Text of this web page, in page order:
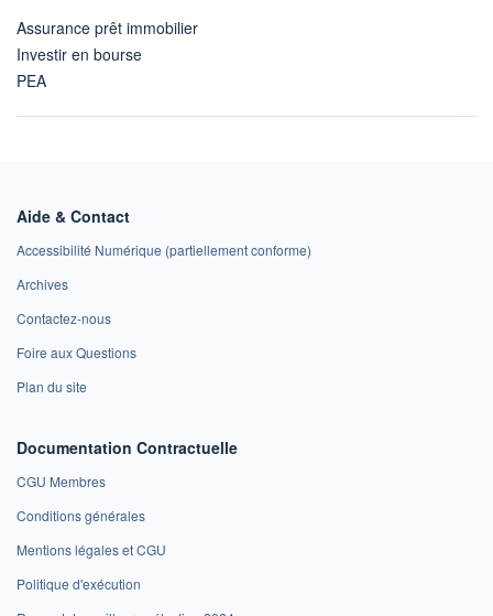
Assurance prêt immobilier
Investir en bourse
PEA
Aide & Contact
Accessibilité Numérique (partiellement conforme)
Archives
Contactez-nous
Foire aux Questions
Plan du site
Documentation Contractuelle
CGU Membres
Conditions générales
Mentions légales et CGU
Politique d'exécution